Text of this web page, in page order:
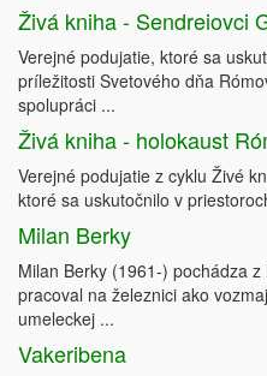
Živá kniha - Sendreiovci
Verejné podujatie, ktoré sa
príležitosti Svetového dňa
spolupráci ...
Živá kniha - holokaust
Verejné podujatie z cyklu Živé
ktoré sa uskutočnilo v
Milan Berky
Milan Berky (1961-) pochádza
pracoval na železnici ako
umeleckej ...
Vakeribena